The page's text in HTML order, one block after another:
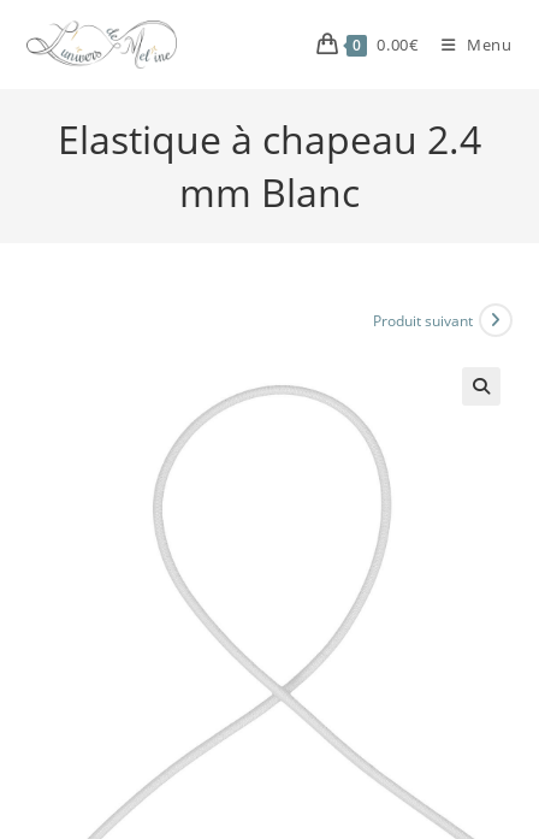
0 0.00€ Menu
Elastique à chapeau 2.4
mm Blanc
Produit suivant